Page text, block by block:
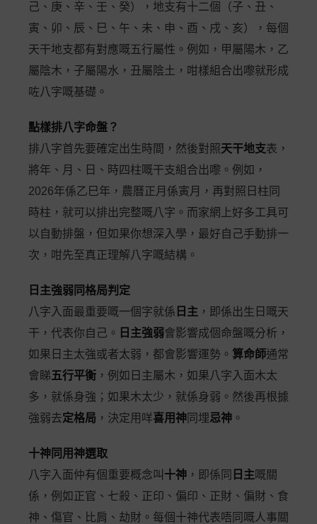
己、庚、辛、壬、癸），地支有十二個（子、丑、
寅、卯、辰、巳、午、未、申、酉、戌、亥），每個
天干地支都有對應嘅五行屬性。例如，甲屬陽木，乙
屬陰木，子屬陽水，丑屬陰土，咁樣組合出嚟就形成
咗八字嘅基礎。
點樣排八字命盤？
排八字首先要確定出生時間，然後對照天干地支表，
將年、月、日、時四柱嘅干支組合出嚟。例如，
2026年係乙巳年，農曆正月係寅月，再對照日柱同
時柱，就可以排出完整嘅八字。而家網上好多工具可
以自動排盤，但如果你想深入學，最好自己手動排一
次，咁先至真正理解八字嘅結構。
日主強弱同格局判定
八字入面最重要嘅一個字就係 日主 ，即係出生日嘅天
干，代表你自己。
日主強弱會影響成個命盤嘅分析，
如果日主太強或者太弱，都會影響運勢。 算命師通常
會睇五行平衡 ，例如日主屬木，如果八字入面木太
多，就係身強；如果木太少，就係身弱。然後再根據
強弱去定格局 ，決定用咩喜用神 同埋忌神 。
十神同用神選取
八字入面仲有個重要概念叫 十神 ，即係同 日主嘅關
係，例如正官、七殺、正印、偏印、正財、偏財、食
神、傷官、比肩、劫財。每個十神代表唔同嘅人事關